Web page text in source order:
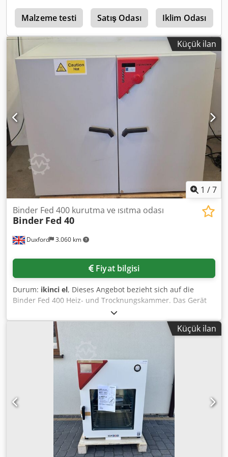
ayrıştırma yapılmaktadır. Teslimat, tahrik hattı, yay
destekleri ve yaylarla birlikte eksiksizdir.
Malzeme testi Satış Odası Iklim Odası
Küçük ilan
1 /7
Duxford 3.060 km
Binder Fed 400 kurutma ve ısıtma odası
Binder Fed 40
Fiyat bilgisi
Durum: ikinci el, Dieses Angebot bezieht sich auf die
Binder Fed 400 Heiz- und Trocknungskammer. Das Gerät
befindet sich in voll funktionsfähigem Zustand und ist
sofort einsatzbereit. Die Kammer ist für eine gleichmäßige
Temperaturregelung ausgelegt und eignet sich ideal für
Trocknungs-, Heiz- und thermische Testanwendungen in
Laborumgebungen. Transparenzbericht und Technische
Prüfung: • Einschalttest: Erfolgreich durchgeführt;
Digitalanzeige aktiv, Beleuchtung funktionstüchtig,
Lüftersystem in Betrieb. Hinweis für den Einkauf: Das
Gerät wird im gegenwärtigen Zustand (As-is) verkauft. Wir
überprüfen die Einschalttauglichkeit und die physische
Unversehrtheit, nehmen jedoch keine analytische
Validierung, keine fluidische Prüfung und keine
Kalibrierung der Betriebsparameter vor. Geeignet für
Labore, die über hausinterne Technikkompetenz oder
Küçük ilan